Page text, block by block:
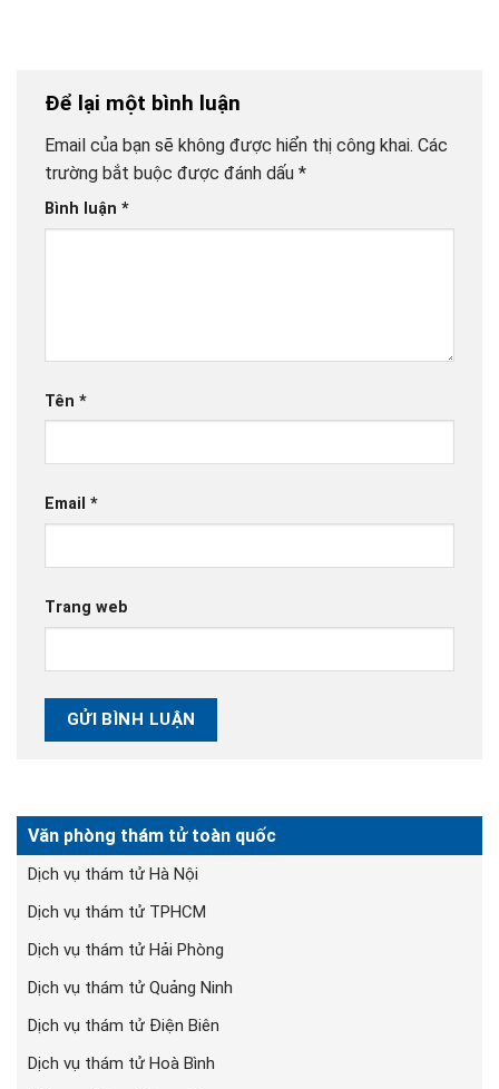
Văn phòng thám tử toàn quốc
Dịch vụ thám tử Hà Nội
Dịch vụ thám tử TPHCM
Dịch vụ thám tử Hải Phòng
Dịch vụ thám tử Quảng Ninh
Dịch vụ thám tử Điện Biên
Dịch vụ thám tử Hoà Bình
Để lại một bình luận
Email của bạn sẽ không được hiển thị công khai. Các
trường bắt buộc được đánh dấu *
Bình luận *
Tên *
Email *
Trang web